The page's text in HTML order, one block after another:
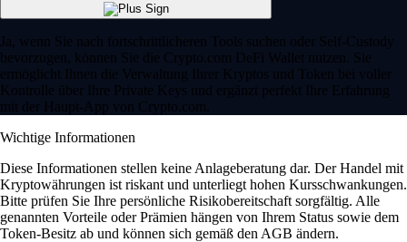
Ja, wenn Sie nach fortschrittlicheren Tools suchen oder Self-Custody
bevorzugen, können Sie die Crypto.com DeFi Wallet nutzen. Sie
ermöglicht Ihnen die Verwaltung Ihrer Kryptos und Token bei voller
Kontrolle über Ihre Private Keys und ergänzt perfekt Ihre Erfahrung
mit der Haupt-App von Crypto.com.
Wichtige Informationen
Diese Informationen stellen keine Anlageberatung dar. Der Handel mit
Kryptowährungen ist riskant und unterliegt hohen Kursschwankungen.
Bitte prüfen Sie Ihre persönliche Risikobereitschaft sorgfältig. Alle
genannten Vorteile oder Prämien hängen von Ihrem Status sowie dem
Token-Besitz ab und können sich gemäß den AGB ändern.